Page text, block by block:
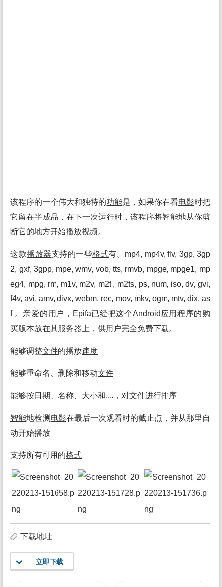
该程序的一个伟大和独特的功能是，如果你在看电影时把
它留在半成品，在下一次运行时，该程序将智能地从你剪
断它的地方开始播放视频。
这款播放器支持的一些格式有。mp4, mp4v, flv, 3gp, 3gp
2, gxf, 3gpp, mpe, wmv, vob, tts, rmvb, mpge, mpge1, mp
eg4, mpg, rm, m1v, m2v, m2t , m2ts, ps, num, iso, dv, gvi,
f4v, avi, amv, divx, webm, rec, mov, mkv, ogm, mtv, dix, as
f 。亲爱的 用户 ，Epifa已经把这个Android 应用 程序的购
买版本放在其服务器 上，供用户完全免费下载。
能够调整文件的播放速度
能够重命名、删除和移动文件
能够按日期、名称、 大小和....，对文件进行排序
智能地检测 电影在最后一次观看时的截止点，并从那里自
动开始播放
支持所有可用的格式
下载地址
立即下载